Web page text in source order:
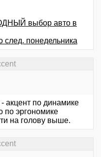
выбор авто в
след. понедельника
акцент по динамике
по эргономике
на голову выше.